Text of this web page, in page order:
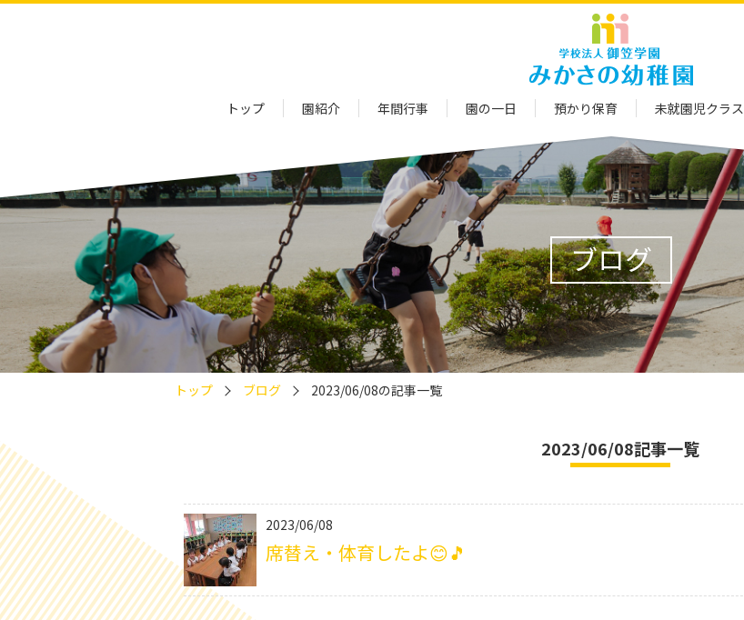
トップ 園紹介 年間行事 園の一日 預かり保育 未就園児クラス
ブログ
トップ ブログ 2023/06/08の記事一覧
2023/06/08記事一覧
2023/06/08
席替え・体育したよ😊🎵